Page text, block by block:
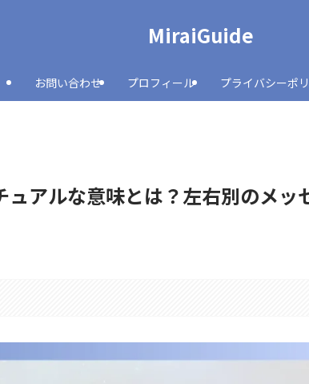
MiraiGuide
お問い合わせ プロフィール プライバシーポ
ュアルな意味とは？左右別のメッ